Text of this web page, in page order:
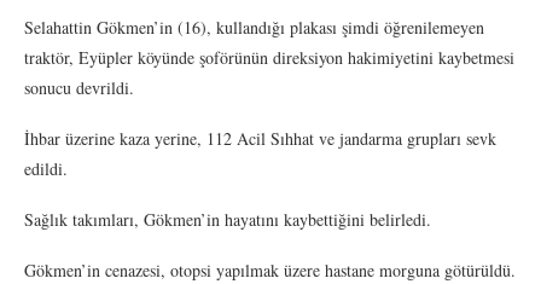
Selahattin Gökmen’in (16), kullandığı plakası şimdi öğrenilemeyen
traktör, Eyüpler köyünde şoförünün direksiyon hakimiyetini kaybetmesi
sonucu devrildi.
İhbar üzerine kaza yerine, 112 Acil Sıhhat ve jandarma grupları sevk
edildi.
Sağlık takımları, Gökmen’in hayatını kaybettiğini belirledi.
Gökmen’in cenazesi, otopsi yapılmak üzere hastane morguna götürüldü.